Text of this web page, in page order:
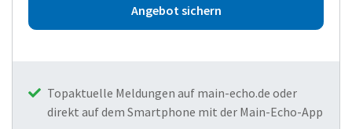
Angebot sichern
Topaktuelle Meldungen auf main-echo.de oder
direkt auf dem Smartphone mit der Main-Echo-App